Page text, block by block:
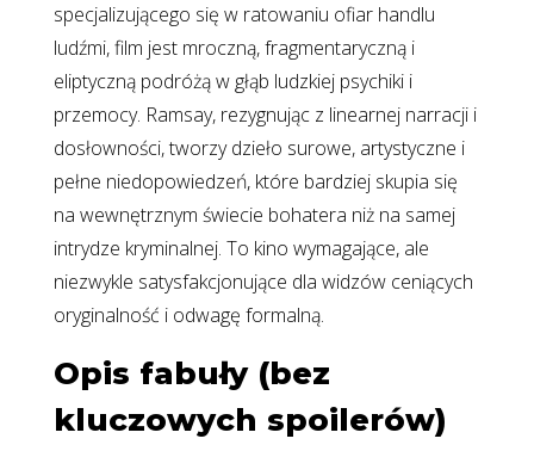
specjalizującego się w ratowaniu ofiar handlu
ludźmi, film jest mroczną, fragmentaryczną i
eliptyczną podróżą w głąb ludzkiej psychiki i
przemocy. Ramsay, rezygnując z linearnej narracji i
dosłowności, tworzy dzieło surowe, artystyczne i
pełne niedopowiedzeń, które bardziej skupia się
na wewnętrznym świecie bohatera niż na samej
intrydze kryminalnej. To kino wymagające, ale
niezwykle satysfakcjonujące dla widzów ceniących
oryginalność i odwagę formalną.
Opis fabuły (bez
kluczowych spoilerów)